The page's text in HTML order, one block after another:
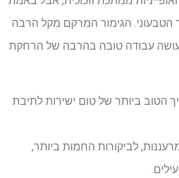
הגימור המרקם מקל הרבה
עושה עבודה טובה בהרבה של הרחקת
הטוב ביותר של טום ישירות לתיבת
לביקורות החמות ביותר,